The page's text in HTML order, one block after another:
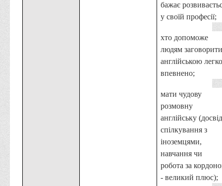
бажає
у своїй професії;
хто допоможе
людям заговорити
англійською
впевнено;
мати чудову
розмовну
англійську (досвід
спілкування з
іноземцями,
навчання чи
робота за
- великий плюс);